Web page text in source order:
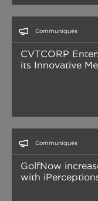
Communiqués
CVTCORP
its Innovative
Communiqués
GolfNow
with